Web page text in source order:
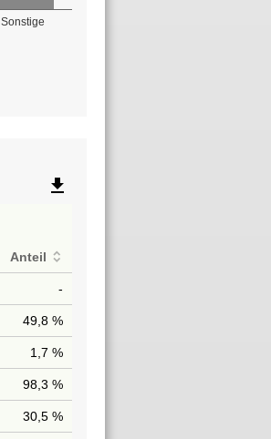
Sonstige
file_download
Anteil
-
49,8 %
1,7 %
98,3 %
30,5 %